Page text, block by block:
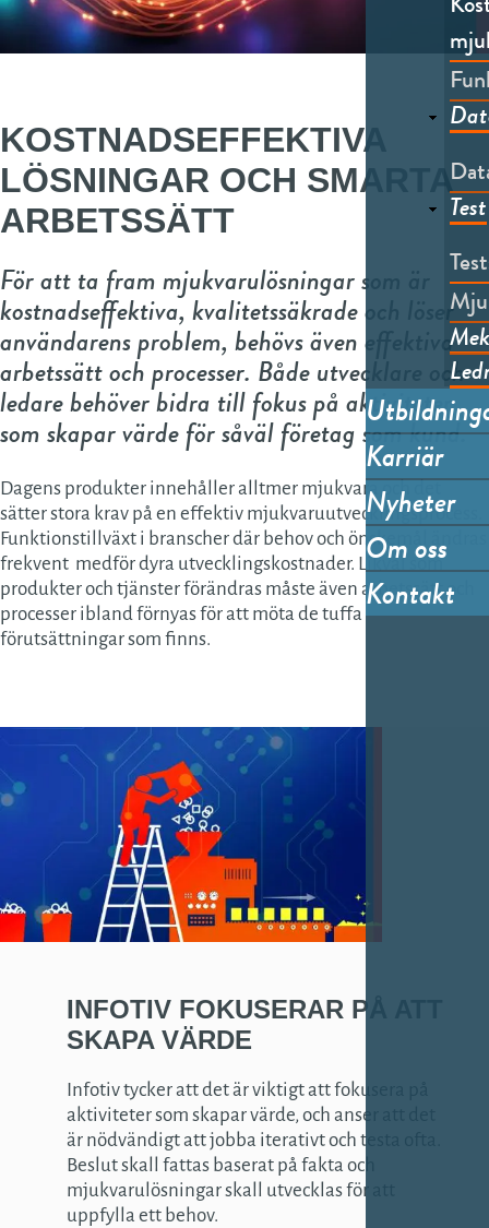
Test
Karriär
Nyheter
Om oss
Kontakt
KOSTNADSEFFEKTIVA
LÖSNINGAR OCH SMARTA
ARBETSSÄTT
För att ta fram mjukvarulösningar som är
kostnadseffektiva, kvalitetssäkrade och löser
användarens problem, behövs även effektiva
arbetssätt och processer. Både utvecklare och
ledare behöver bidra till fokus på aktiviteter
som skapar värde för såväl företag som kund.
Dagens produkter innehåller alltmer mjukvara och det
sätter stora krav på en effektiv mjukvaruutvecklingsprocess.
Funktionstillväxt i branscher där behov och önskemål ändras
frekvent medför dyra utvecklingskostnader. Likväl som
produkter och tjänster förändras måste även arbetssätt och
processer ibland förnyas för att möta de tuffa
förutsättningar som finns.
INFOTIV FOKUSERAR PÅ ATT
SKAPA VÄRDE
Infotiv tycker att det är viktigt att fokusera på
aktiviteter som skapar värde, och anser att det
är nödvändigt att jobba iterativt och testa ofta.
Beslut skall fattas baserat på fakta och
mjukvarulösningar skall utvecklas för att
uppfylla ett behov.